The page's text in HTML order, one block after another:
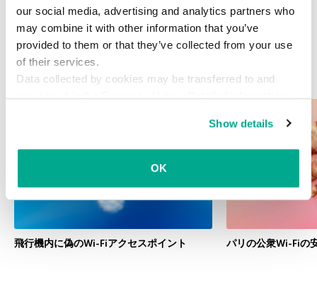
our social media, advertising and analytics partners who
may combine it with other information that you’ve
provided to them or that they’ve collected from your use
of their services.
Data collected by cookies may be transferred to and
processed in the European Union. Detailed information
Show details
OK
関連記事
飛行機内に偽のWi-Fiアクセスポイント パリの公衆Wi-Fiの